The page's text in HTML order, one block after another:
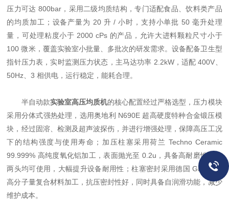
压力可达 800bar，采用二级均质结构，专门适配食品、饮料类产品
的均质加工；设备产量为 20 升 / 小时，支持小单批 50 毫升处理
量，可处理粘度小于 2000 cPs 的产品，允许大进料颗粒尺寸小于
100 微米，覆盖实验室小批量、多批次的研发需求。设备配备卫生型
指针压力表，实时监测压力状态，主马达功率 2.2kW，适配 400V、
50Hz、3 相供电，运行稳定，能耗合理。
半自动款实验室高压均质机的核心配置经过严格选型，压力模块
采用分体式强热处理，选用奥地利 N690E 超高硬度特种合金锻压模
块，经过固溶、检测及超声波探伤，并进行增强处理，保障高压工况
下的结构强度与使用寿命；加压柱塞采用荷兰 Techno Ceramic
99.999% 高纯度氧化铝加工，表面抛光至 0.2u，具备高耐磨性能，
两头均可使用，大幅提升设备耐用性；柱塞密封采用德国 GEHR 超
高分子量复合材料加工，抗压密封性好，同时具备自润滑功能，减少
维护成本。